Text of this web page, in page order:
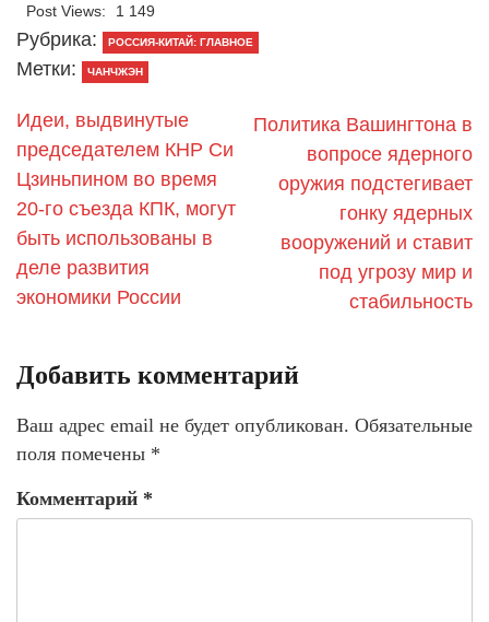
Post Views: 1 149
Рубрика: РОССИЯ-КИТАЙ: ГЛАВНОЕ
Метки: ЧАНЧЖЭН
Идеи, выдвинутые
председателем КНР Си
Цзиньпином во время
20-го съезда КПК, могут
быть использованы в
деле развития
экономики России
Политика Вашингтона в
вопросе ядерного
оружия подстегивает
гонку ядерных
вооружений и ставит
под угрозу мир и
стабильность
Добавить комментарий
Ваш адрес email не будет опубликован. Обязательные
поля помечены *
Комментарий *